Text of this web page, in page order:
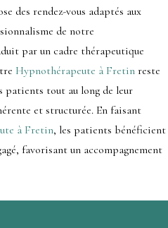
des rendez-vous adaptés aux
de notre
par un cadre thérapeutique
Hypnothérapeute à Fretin reste
patients tout au long de leur
et structurée. En faisant
à Fretin, les patients bénéficient
favorisant un accompagnement